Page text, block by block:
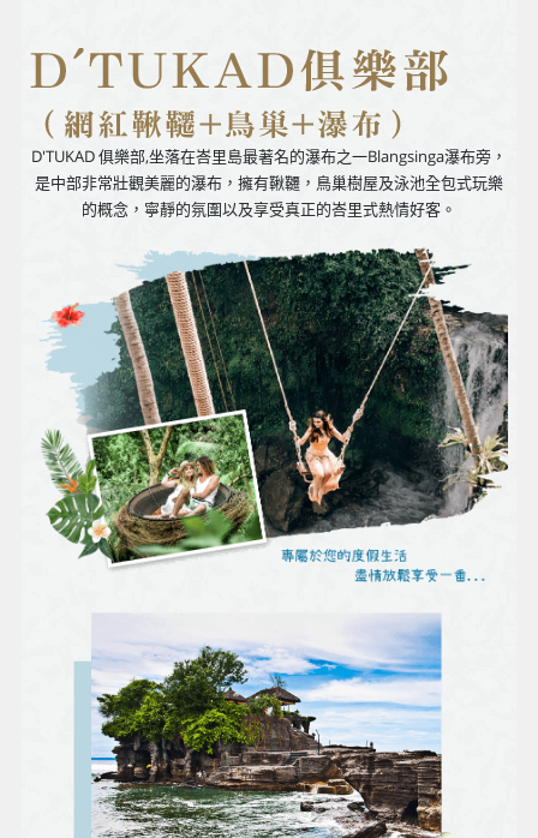
D'TUKAD 俱樂部,坐落在峇里島最著名的瀑布之一Blangsinga瀑布旁，
是中部非常壯觀美麗的瀑布，擁有鞦韆，鳥巢樹屋及泳池全包式玩樂
的概念，寧靜的氛圍以及享受真正的峇里式熱情好客。